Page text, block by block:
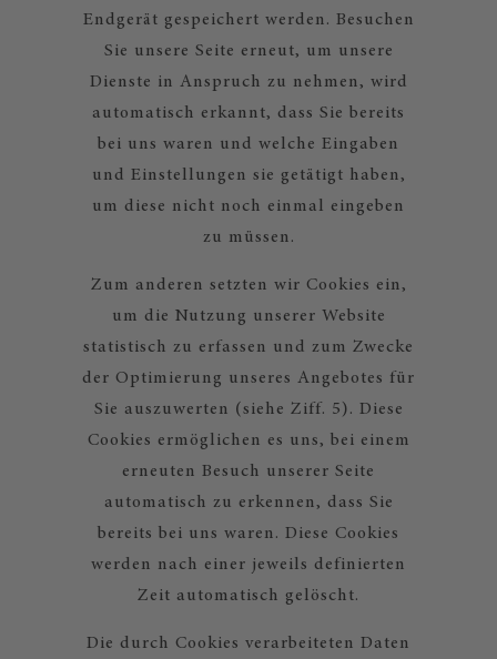
Endgerät gespeichert werden. Besuchen
Sie unsere Seite erneut, um unsere
Dienste in Anspruch zu nehmen, wird
automatisch erkannt, dass Sie bereits
bei uns waren und welche Eingaben
und Einstellungen sie getätigt haben,
um diese nicht noch einmal eingeben
zu müssen.
Zum anderen setzten wir Cookies ein,
um die Nutzung unserer Website
statistisch zu erfassen und zum Zwecke
der Optimierung unseres Angebotes für
Sie auszuwerten (siehe Ziff. 5). Diese
Cookies ermöglichen es uns, bei einem
erneuten Besuch unserer Seite
automatisch zu erkennen, dass Sie
bereits bei uns waren. Diese Cookies
werden nach einer jeweils definierten
Zeit automatisch gelöscht.
Die durch Cookies verarbeiteten Daten